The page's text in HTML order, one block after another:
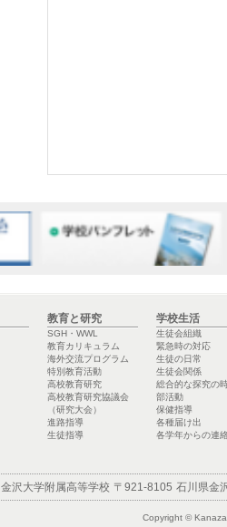
教育と研究
SGH・WWL
教育カリキュラム
海外交流プログラム
特別教育活動
高校教育研究
高校教育研究協議会
（研究大会）
進路指導
生徒指導
学校生活
生徒会組織
緊急時の対応
生徒の日常
生徒会関係
総合的な探究の
部活動
保健指導
各種届け出
各学年からの連
金沢大学附属高等学校 〒921-8105 石川県金
Copyright ©